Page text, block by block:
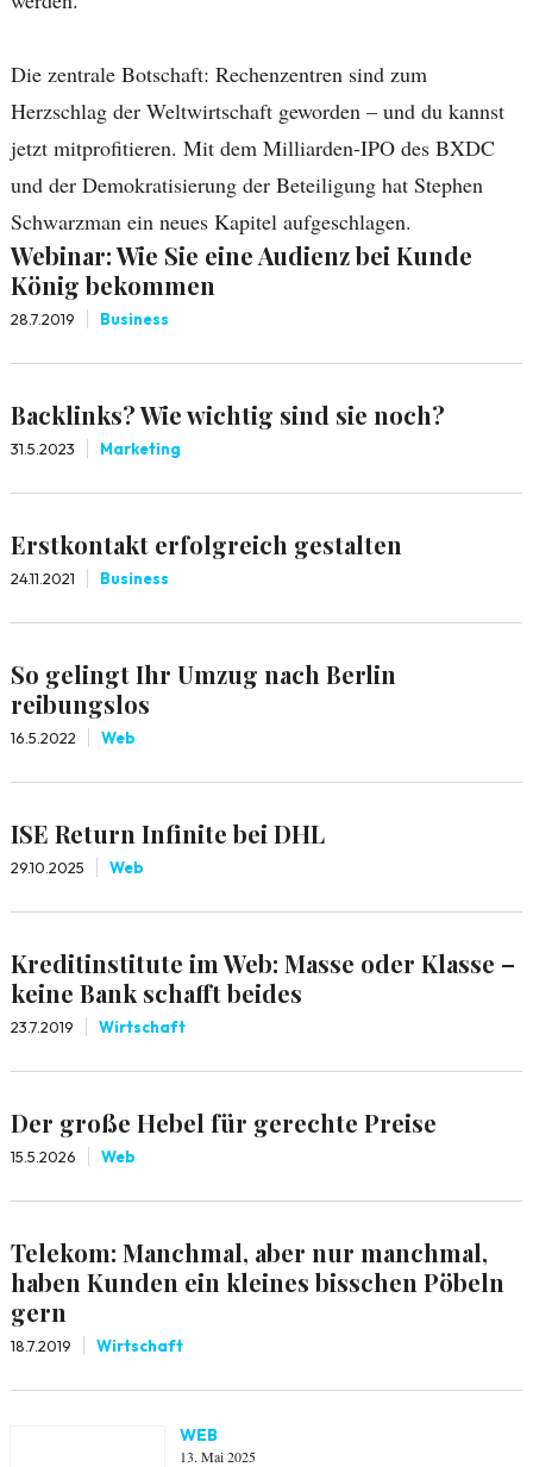
Die zentrale Botschaft: Rechenzentren sind zum
Herzschlag der Weltwirtschaft geworden – und du kannst
jetzt mitprofitieren. Mit dem Milliarden-IPO des BXDC
und der Demokratisierung der Beteiligung hat Stephen
Schwarzman ein neues Kapitel aufgeschlagen.
Webinar: Wie Sie eine Audienz bei Kunde
König bekommen
28.7.2019 Business
Backlinks? Wie wichtig sind sie noch?
31.5.2023 Marketing
Erstkontakt erfolgreich gestalten
24.11.2021 Business
So gelingt Ihr Umzug nach Berlin
reibungslos
16.5.2022 Web
ISE Return Infinite bei DHL
29.10.2025 Web
Kreditinstitute im Web: Masse oder Klasse –
keine Bank schafft beides
23.7.2019 Wirtschaft
Der große Hebel für gerechte Preise
15.5.2026 Web
Telekom: Manchmal, aber nur manchmal,
haben Kunden ein kleines bisschen Pöbeln
gern
18.7.2019 Wirtschaft
WEB
13. Mai 2025